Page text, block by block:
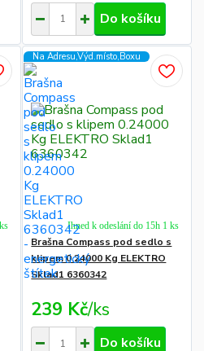
Do košíku
Na Adresu,Výd.místo,Boxu
Brašna Compass pod sedlo s
klipem 0.24000 Kg ELEKTRO
Sklad1 6360342
239 Kč/ks
Ihned k odeslání do 15h 1 ks
Do košíku